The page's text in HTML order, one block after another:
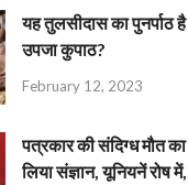
यह तुलसीदास का पुनर्पाठ
उपजा कुपाठ?
February 12, 2023
पत्रकार की संदिग्ध मौत
लिया संज्ञान, यूनियनें रोष